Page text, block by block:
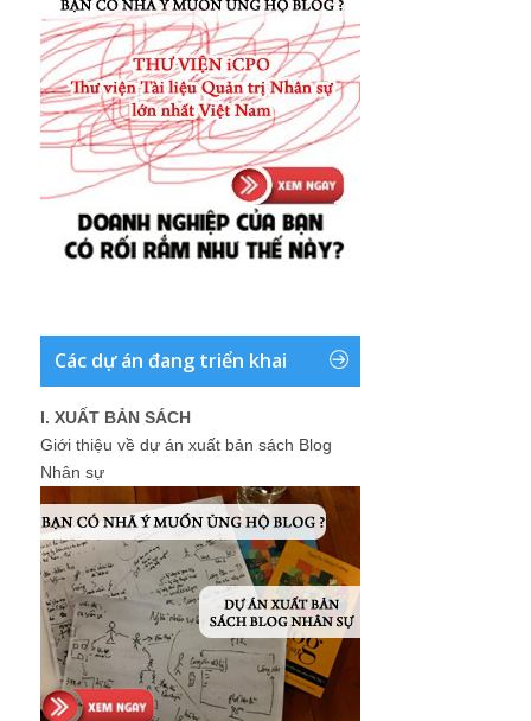
Các dự án đang triển khai
I. XUẤT BẢN SÁCH
Giới thiệu về dự án xuất bản sách Blog
Nhân sự